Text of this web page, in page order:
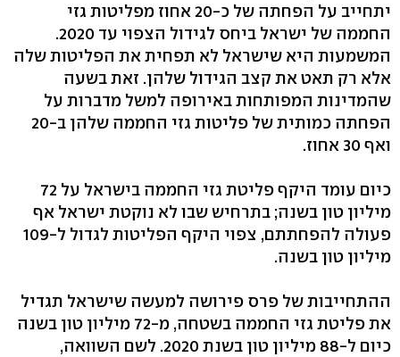
יתחייב על הפחתה של כ-20 אחוז מפליטות גזי
החממה של ישראל ביחס לגידול הצפוי עד 2020.
המשמעות היא שישראל לא תפחית את הפליטות שלה
אלא רק תאט את קצב הגידול שלהן. זאת בשעה
שהמדינות המפותחות באירופה למשל מדברות על
הפחתה כמותית של פליטות גזי החממה שלהן ב-20
ואף 30 אחוז.
כיום עומד היקף פליטת גזי החממה בישראל על 72
מיליון טון בשנה; בתרחיש שבו לא נוקטת ישראל אף
פעולה להפחתתם, צפוי היקף הפליטות לגדול ל-109
מיליון טון בשנה.
ההתחייבות של פרס פירושה למעשה שישראל תגדיל
את פליטת גזי החממה בשטחה, מ-72 מיליון טון בשנה
כיום ל-88 מיליון טון בשנת 2020. לשם השוואה,